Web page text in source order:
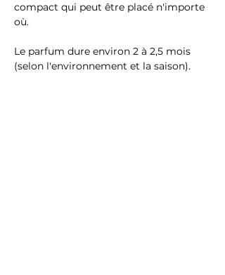
compact qui peut être placé n'importe
où.
Le parfum dure environ 2 à 2,5 mois
(selon l'environnement et la saison).